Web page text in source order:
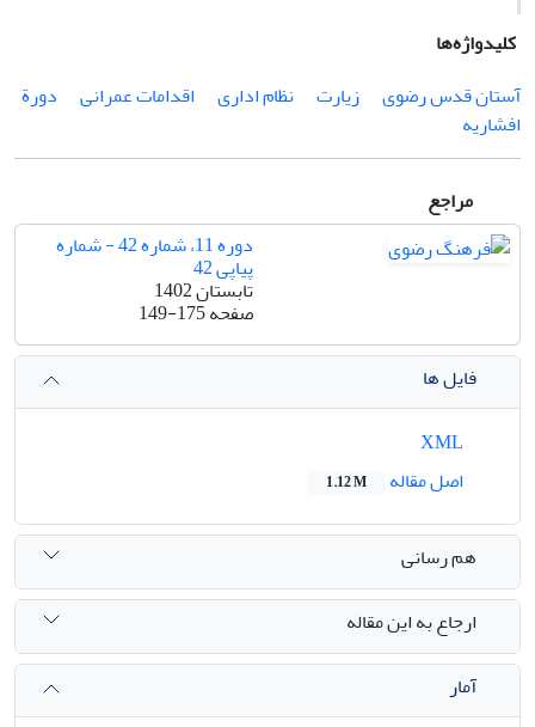
کلیدواژه‌ها
آستان قدس رضوی
زیارت نظام اداری اقدامات عمرانی
دورة
افشاریه
مراجع
دوره 11، شماره 42 - شماره
پیاپی 42
تابستان 1402
صفحه149-175
فایل ها
اصل مقاله
1.12 M
هم رسانی
ارجاع به این مقاله
آمار